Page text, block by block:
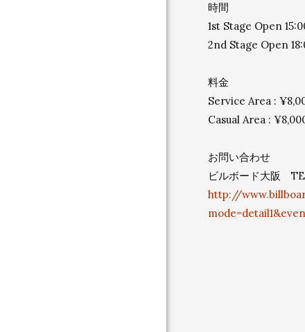
時間
1st Stage Open
2nd Stage Open
料金
Service Area :
Casual Area :
お問い合わせ
ビルボード大阪
http://